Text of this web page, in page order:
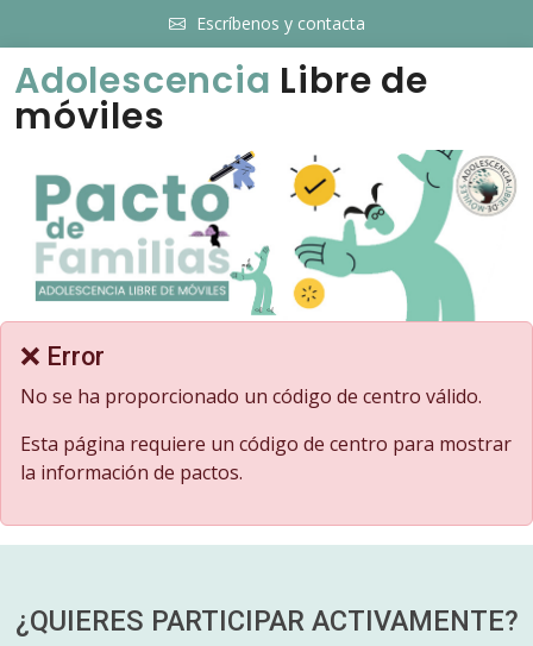
Escríbenos y contacta
Adolescencia Libre de
móviles
❌ Error
No se ha proporcionado un código de centro válido.
Esta página requiere un código de centro para mostrar
la información de pactos.
¿QUIERES PARTICIPAR ACTIVAMENTE?